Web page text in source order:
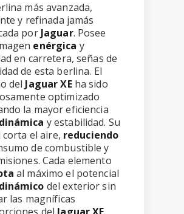
más avanzada,
y refinada jamás
por Jaguar. Posee
enérgica y
en carretera, señas de
de esta berlina. El
del Jaguar XEha sido
optimizado
la mayor eficiencia
y estabilidad. Su
el aire, reduciendo
de combustible y
Cada elemento
al máximo el potencial
del exterior sin
las magníficas